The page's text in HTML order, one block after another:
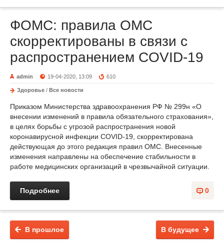
ФОМС: правила ОМС
скорректированы в связи с
распространением COVID-19
admin 19-04-2020, 13:09 610
Здоровье / Все новости
Приказом Министерства здравоохранения РФ № 299н «О
внесении изменений в правила обязательного страхования»,
в целях борьбы с угрозой распространения новой
коронавирусной инфекции COVID-19, скорректирована
действующая до этого редакция правил ОМС. Внесенные
изменения направлены на обеспечение стабильности в
работе медицинских организаций в чрезвычайной ситуации.
0
Подробнее
В будущее
В прошлое